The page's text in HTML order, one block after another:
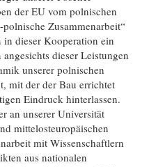
der EU vom polnischen
Zusammenarbeit“
dieser Kooperation ein
dieser Leistungen
unserer polnischen
mit der der Bau errichtet
Eindruck hinterlassen.
an unserer Universität
mittelosteuropäischen
mit Wissenschaftlern
aus nationalen